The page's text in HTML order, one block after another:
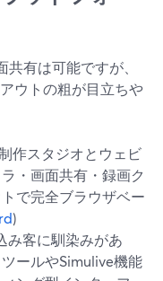
有は可能ですが、
ウトの粗が目立ちや
作スタジオとウェビ
・画面共有・録画ク
で完全ブラウザベー
)
み客に馴染みがあ
ールやSimulive機能